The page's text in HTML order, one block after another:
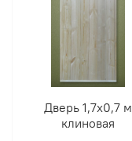
Дверь 1,7х0,7 м
клиновая